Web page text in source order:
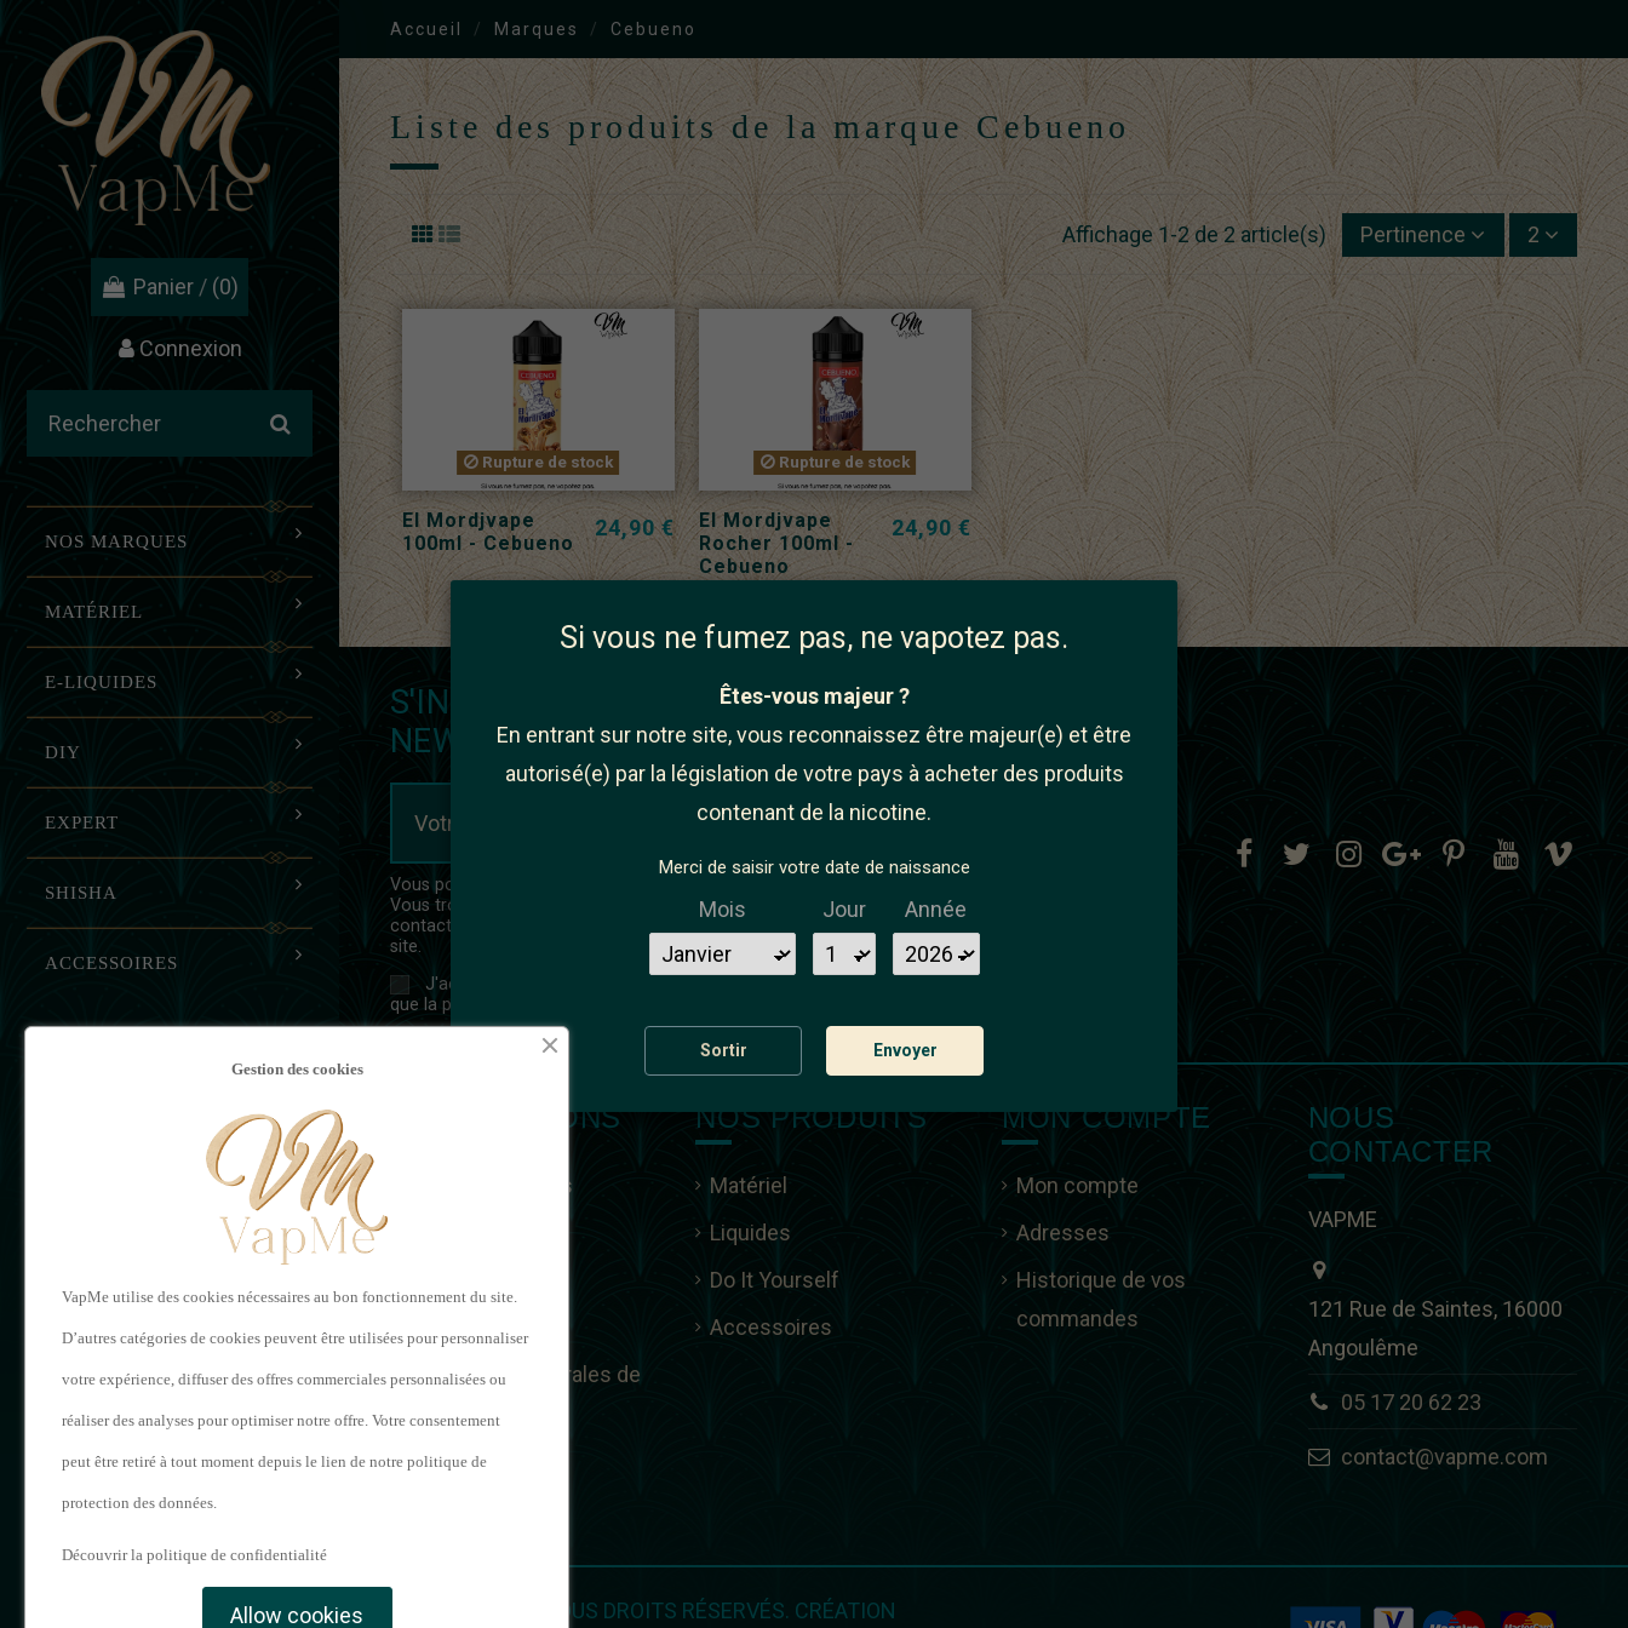
Panier / (0)
Connexion
NOS MARQUES
MATÉRIEL
E-LIQUIDES
DIY
EXPERT
SHISHA
ACCESSOIRES
Accueil Marques Cebueno
Liste des produits de la marque Cebueno
Affichage 1-2 de 2 article(s) Pertinence 2
Rupture de stock
El Mordjvape
100ml - Cebueno
24,90 €
Rupture de stock
El Mordjvape
Rocher 100ml -
Cebueno
24,90 €
S'INSCRIRE À LA
NEWSLETTER
Vous pouvez vous désinscrire à tout moment.
Vous trouverez pour cela nos informations de
contact dans les conditions d'utilisation du
site.
J'accepte les termes et conditions ainsi
que la politique de confidentialité
INFORMATIONS
A propos de nous
Conditions Générales de
Vente
Contactez-nous
NOS PRODUITS
Matériel
Liquides
Do It Yourself
Accessoires
MON COMPTE
Mon compte
Adresses
Historique de vos
commandes
NOUS
CONTACTER
VAPME
121 Rue de Saintes, 16000
Angoulême
05 17 20 62 23
contact@vapme.com
Si vous ne fumez pas, ne vapotez pas.
Êtes-vous majeur ?
En entrant sur notre site, vous reconnaissez être majeur(e) et être
autorisé(e) par la législation de votre pays à acheter des produits
contenant de la nicotine.
Merci de saisir votre date de naissance
Mois Jour Année
Sortir Envoyer
VAPME © 2022. TOUS DROITS RÉSERVÉS. CRÉATION
Gestion des cookies
VapMe utilise des cookies nécessaires au bon fonctionnement du site.
D’autres catégories de cookies peuvent être utilisées pour personnaliser
votre expérience, diffuser des offres commerciales personnalisées ou
réaliser des analyses pour optimiser notre offre. Votre consentement
peut être retiré à tout moment depuis le lien de notre politique de
protection des données.
Découvrir la politique de confidentialité
Allow cookies